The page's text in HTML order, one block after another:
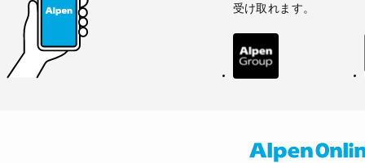
受け取れます。